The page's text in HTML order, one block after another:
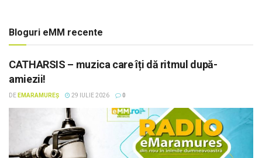
Bloguri eMM recente
CATHARSIS – muzica care îți dă ritmul după-
amiezii!
DE EMARAMUREȘ 29 IULIE 2026 0